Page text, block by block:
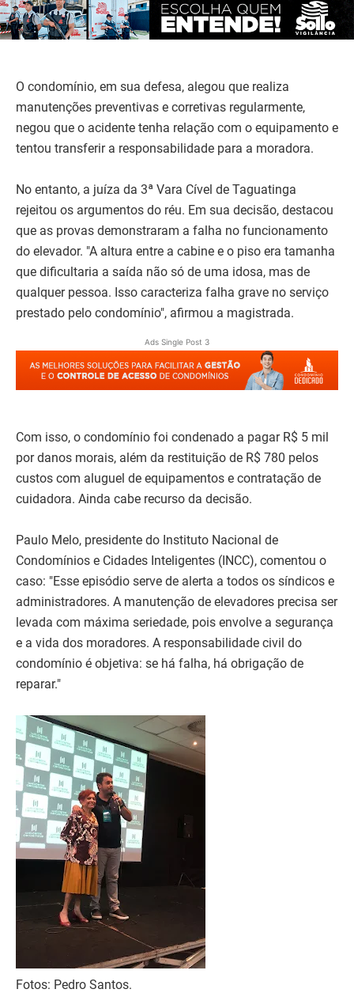
O condomínio, em sua defesa, alegou que realiza
manutenções preventivas e corretivas regularmente,
negou que o acidente tenha relação com o equipamento e
tentou transferir a responsabilidade para a moradora.
No entanto, a juíza da 3ª Vara Cível de Taguatinga
rejeitou os argumentos do réu. Em sua decisão, destacou
que as provas demonstraram a falha no funcionamento
do elevador. "A altura entre a cabine e o piso era tamanha
que dificultaria a saída não só de uma idosa, mas de
qualquer pessoa. Isso caracteriza falha grave no serviço
prestado pelo condomínio", afirmou a magistrada.
Ads Single Post 3
Com isso, o condomínio foi condenado a pagar R$ 5 mil
por danos morais, além da restituição de R$ 780 pelos
custos com aluguel de equipamentos e contratação de
cuidadora. Ainda cabe recurso da decisão.
Paulo Melo, presidente do Instituto Nacional de
Condomínios e Cidades Inteligentes (INCC), comentou o
caso: "Esse episódio serve de alerta a todos os síndicos e
administradores. A manutenção de elevadores precisa ser
levada com máxima seriedade, pois envolve a segurança
e a vida dos moradores. A responsabilidade civil do
condomínio é objetiva: se há falha, há obrigação de
reparar."
Fotos: Pedro Santos.